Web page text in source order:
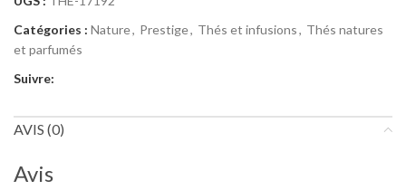
Catégories : Nature, Prestige, Thés et infusions, Thés natures
et parfumés
Suivre:
AVIS (0)
Avis